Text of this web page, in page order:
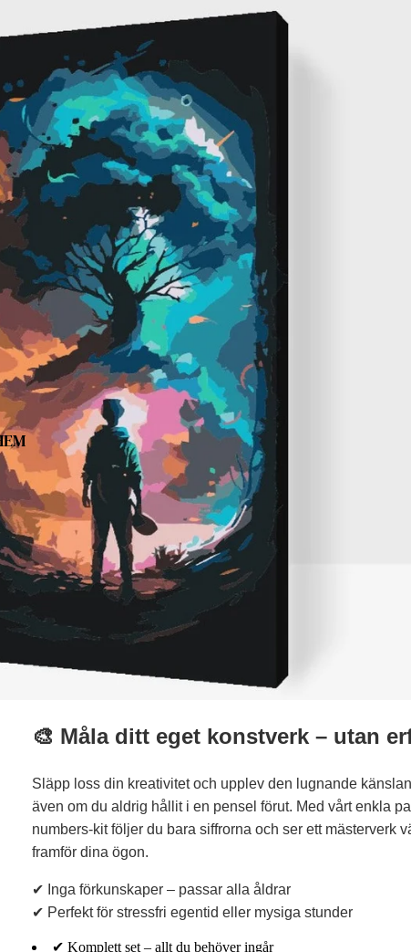
🎨 Måla ditt eget konstverk – utan
Släpp loss din kreativitet och upplev den lugnande
även om du aldrig hållit i en pensel förut. Med vårt enkla
numbers-kit följer du bara siffrorna och ser ett mästerverk
framför dina ögon.
✔ Inga förkunskaper – passar alla åldrar
✔ Perfekt för stressfri egentid eller mysiga stunder
✔ Komplett set – allt du behöver ingår